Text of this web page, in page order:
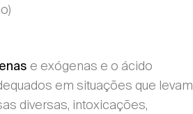
e exógenas e o ácido
em situações que levam
diversas, intoxicações,